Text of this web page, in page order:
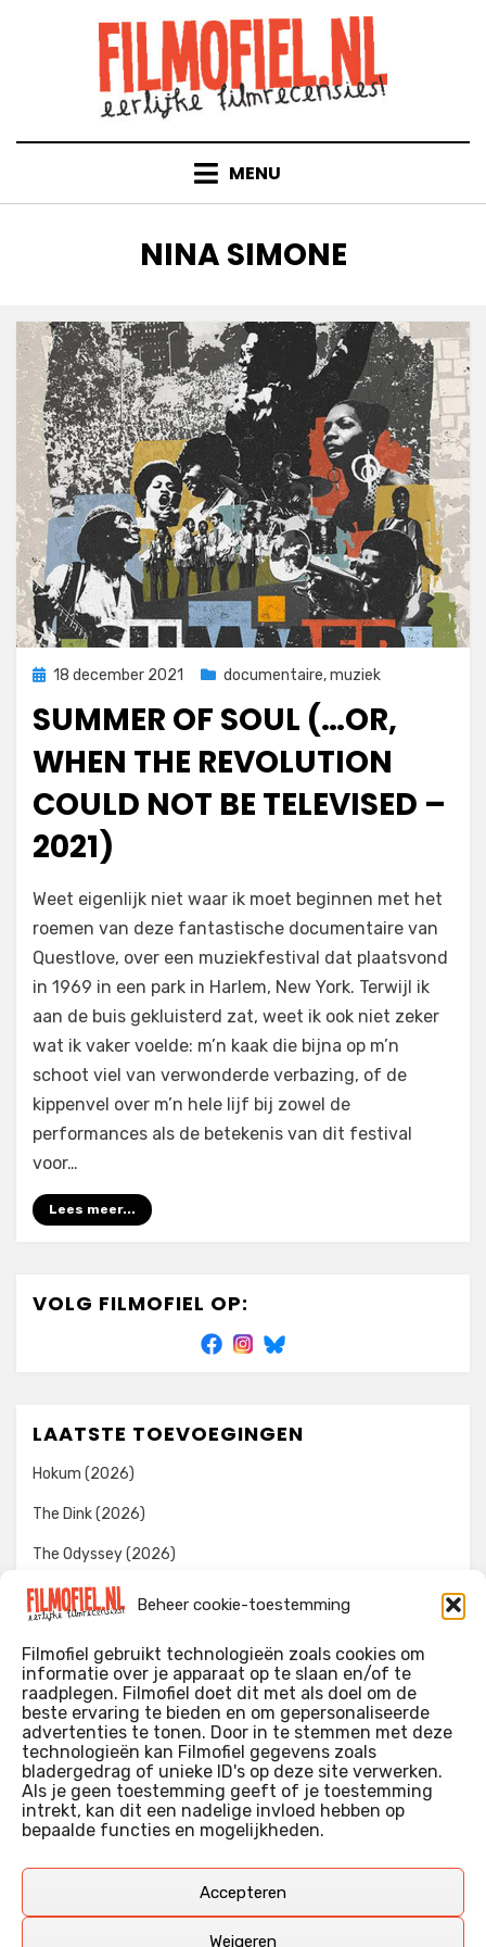
Beheer cookie-toestemming
Filmofiel gebruikt technologieën zoals cookies om
informatie over je apparaat op te slaan en/of te
raadplegen. Filmofiel doet dit met als doel om de
beste ervaring te bieden en om gepersonaliseerde
advertenties te tonen. Door in te stemmen met deze
technologieën kan Filmofiel gegevens zoals
bladergedrag of unieke ID's op deze site verwerken.
Als je geen toestemming geeft of je toestemming
intrekt, kan dit een nadelige invloed hebben op
bepaalde functies en mogelijkheden.
Accepteren
Weigeren
MENU
TAG
:
NINA SIMONE
Geplaatst
18 december 2021 documentaire,muziek
SUMMER OF SOUL (…OR,
WHEN THE REVOLUTION
COULD NOT BE TELEVISED –
2021)
door Filmofiel.nl
Weet eigenlijk niet waar ik moet beginnen met het
roemen van deze fantastische documentaire van
Questlove, over een muziekfestival dat plaatsvond
in 1969 in een park in Harlem, New York. Terwijl ik
aan de buis gekluisterd zat, weet ik ook niet zeker
wat ik vaker voelde: m’n kaak die bijna op m’n
schoot viel van verwonderde verbazing, of de
kippenvel over m’n hele lijf bij zowel de
performances als de betekenis van dit festival
voor…
Lees meer...
VOLG FILMOFIEL OP:
LAATSTE TOEVOEGINGEN
Hokum (2026)
The Dink (2026)
The Odyssey (2026)
Evil Dead Burn (2026)
WIE IK BEN…?
Ik ben ooit begonnen met m’n recensies omdat ik zoveel
films keek dat ik af en toe niet meer wist welke ik nu wel of
niet gezien had. Ik ben een filmliefhebber, heb als hobby nog
erg lang in een videotheek gewerkt, en heb als coproducent
Deze recensies zijn dan ook vooral vrij pretentieloze
aangevuld met een groeiende kennis over de kunde én de